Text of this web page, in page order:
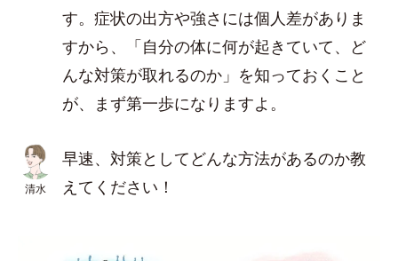
す。症状の出方や強さには個人差がありま
すから、「自分の体に何が起きていて、ど
んな対策が取れるのか」を知っておくこと
が、まず第一歩になりますよ。
清水
早速、対策としてどんな方法があるのか教
えてください！